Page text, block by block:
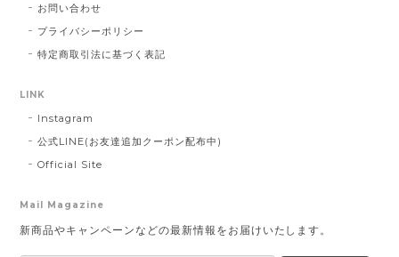
お問い合わせ
プライバシーポリシー
特定商取引法に基づく表記
LINK
Instagram
公式LINE(お友達追加クーポン配布中)
Official Site
Mail Magazine
新商品やキャンペーンなどの最新情報をお届けいたします。